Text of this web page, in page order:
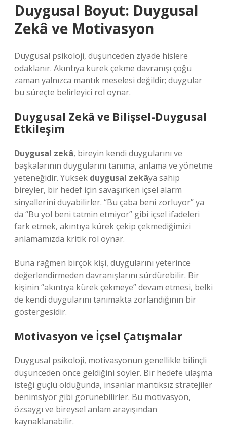
Duygusal Boyut: Duygusal
Zekâ ve Motivasyon
Duygusal psikoloji, düşünceden ziyade hislere
odaklanır. Akıntıya kürek çekme davranışı çoğu
zaman yalnızca mantık meselesi değildir; duygular
bu süreçte belirleyici rol oynar.
Duygusal Zekâ ve Bilişsel-Duygusal
Etkileşim
Duygusal zekâ, bireyin kendi duygularını ve
başkalarının duygularını tanıma, anlama ve yönetme
yeteneğidir. Yüksek duygusal zekâya sahip
bireyler, bir hedef için savaşırken içsel alarm
sinyallerini duyabilirler. “Bu çaba beni zorluyor” ya
da “Bu yol beni tatmin etmiyor” gibi içsel ifadeleri
fark etmek, akıntıya kürek çekip çekmediğimizi
anlamamızda kritik rol oynar.
Buna rağmen birçok kişi, duygularını yeterince
değerlendirmeden davranışlarını sürdürebilir. Bir
kişinin “akıntıya kürek çekmeye” devam etmesi, belki
de kendi duygularını tanımakta zorlandığının bir
göstergesidir.
Motivasyon ve İçsel Çatışmalar
Duygusal psikoloji, motivasyonun genellikle bilinçli
düşünceden önce geldiğini söyler. Bir hedefe ulaşma
isteği güçlü olduğunda, insanlar mantıksız stratejiler
benimsiyor gibi görünebilirler. Bu motivasyon,
özsaygı ve bireysel anlam arayışından
kaynaklanabilir.